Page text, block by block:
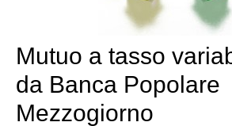
Mutuo a tasso
da Banca Popolare
Mezzogiorno